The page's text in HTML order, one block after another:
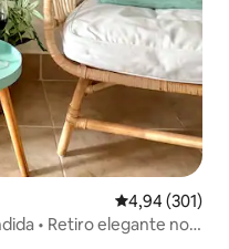
4,94 de uma
4,94 (301)
• Retiro elegante no